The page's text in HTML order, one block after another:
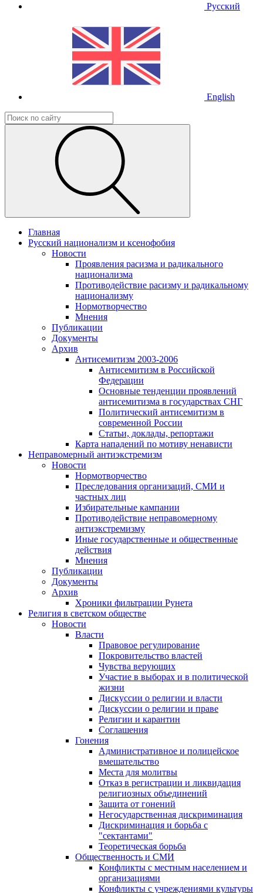
Русский
English
Главная
Русский национализм и ксенофобия
Новости
Проявления расизма и радикального
национализма
Противодействие расизму и радикальному
национализму
Нормотворчество
Мнения
Публикации
Документы
Архив
Антисемитизм 2003-2006
Антисемитизм в Российской
Федерации
Основные тенденции проявлений
антисемитизма в государствах СНГ
Политический антисемитизм в
современной России
Статьи, доклады, репортажи
Карта нападений по мотиву ненависти
Неправомерный антиэкстремизм
Новости
Нормотворчество
Преследования организаций, СМИ и
частных лиц
Избирательные кампании
Противодействие неправомерному
антиэкстремизму
Иные государственные и общественные
действия
Мнения
Публикации
Документы
Архив
Хроники фильтрации Рунета
Религия в светском обществе
Новости
Власти
Правовое регулирование
Покровительство властей
Чувства верующих
Участие в выборах и в политической
жизни
Дискуссии о религии и власти
Дискуссии о религии и праве
Религии и карантин
Соглашения
Гонения
Административное и полицейское
вмешательство
Места для молитвы
Отказ в регистрации и ликвидация
религиозных объединений
Защита от гонений
Негосударственная дискриминация
Дискриминация и борьба с
"сектантами"
Теоретическая борьба
Общественность и СМИ
Конфликты с местным населением и
организациями
Конфликты с учреждениями культуры